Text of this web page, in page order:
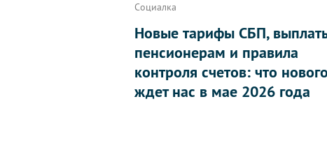
Социалка
Новые тарифы СБП,
пенсионерам и правила
контроля счетов: что нового
ждет нас в мае 2026 года